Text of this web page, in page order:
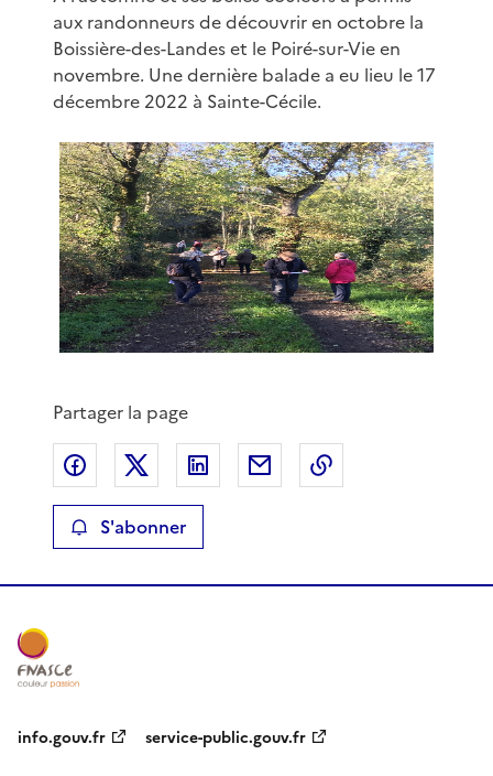
aux randonneurs de découvrir en octobre la
Boissière-des-Landes et le Poiré-sur-Vie en
novembre. Une dernière balade a eu lieu le 17
décembre 2022 à Sainte-Cécile.
Partager la page
Partager sur Facebook
Partager sur XPartager sur LinkedIn
Partager par email
S'abonner
info.gouv.fr
service-public.gouv.fr